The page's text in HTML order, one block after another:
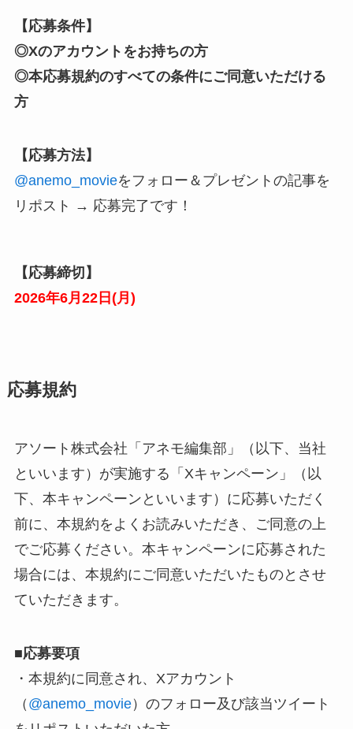
【応募条件】
◎Xのアカウントをお持ちの方
◎本応募規約のすべての条件にご同意いただける
方
【応募方法】
@anemo_movieをフォロー ＆プレゼントの記事を
リポスト → 応募完了です！
【応募締切】
2026年6月 22日(月 )
応募規約
アソート株式会社「アネモ編集部」（以下、当社
といいます）が実施する「Xキャンペーン」（以
下、本キャンペーンといいます）に応募いただく
前に、本規約をよくお読みいただき、ご同意の上
でご応募ください。本キャンペーンに応募された
場合には、本規約にご同意いただいたものとさせ
ていただきます。
■応募要項
・本規約に同意され、Xアカウント
（ @anemo_movie）のフォロー及び該当ツイート